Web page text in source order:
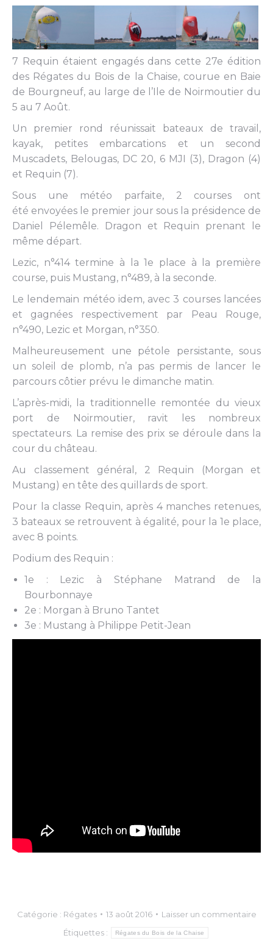
7 Requin étaient engagés dans cette 27e édition
des Régates du Bois de la Chaise, courue en Baie
de Bourgneuf, au large de l’Ile de Noirmoutier du
5 au 7 Août.
Un premier rond réunissait bateaux de travail,
kayak, petites embarcations et un second
Muscadets, Belougas, DC 20, 6 MJI (3), Dragon (4)
et Requin (7).
Sous une météo parfaite, 2 courses ont
été envoyées le premier jour sous la présidence de
Daniel Pélemêle. Dragon et Requin prenant le
même départ.
Lezic, n°414 termine à la 1e place à la première
course, puis Mustang, n°489, à la seconde.
Le lendemain météo idem, avec 3 courses lancées
et gagnées respectivement par Peau Rouge,
n°490, Lezic et Morgan, n°350.
Malheureusement une pétole persistante, sous
un soleil de plomb, n’a pas permis de lancer le
parcours côtier prévu le dimanche matin.
L’après-midi, la traditionnelle remontée du vieux
port de Noirmoutier, ravit les nombreux
spectateurs. La remise des prix se déroule dans la
cour du château.
Au classement général, 2 Requin (Morgan et
Mustang) en tête des quillards de sport.
Pour la classe Requin, après 4 manches retenues,
3 bateaux se retrouvent à égalité, pour la 1e place,
avec 8 points.
Podium des Requin :
1e : Lezic à Stéphane Matrand de la
Bourbonnaye
2e : Morgan à Bruno Tantet
3e : Mustang à Philippe Petit-Jean
Catégorie : Régates 13 août 2016
Laisser un commentaire
Étiquettes :
Régates du Bois de la Chaise